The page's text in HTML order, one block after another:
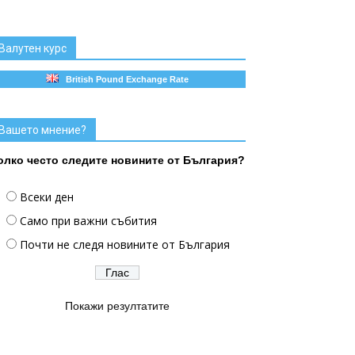
курс
British Pound Exchange Rate
мнение?
често следите новините от България?
Всеки ден
Само при важни събития
Почти не следя новините от България
Покажи резултатите